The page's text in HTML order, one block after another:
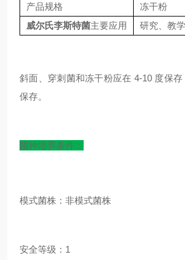
产品规格
冻干粉
威尔氏李斯特菌主要应用 研究、教学
斜面、穿刺菌和冻干粉应在 4-10 度保
保存。
菌种培养条件：
模式菌株：非模式菌株
安全等级：1